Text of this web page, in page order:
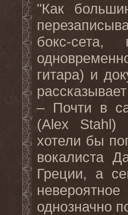
"Как
бокс-
гитара) и
– Почти в
(Alex Stahl)
хотели бы
вокалиста
Греции, а
невероятное
однозначно